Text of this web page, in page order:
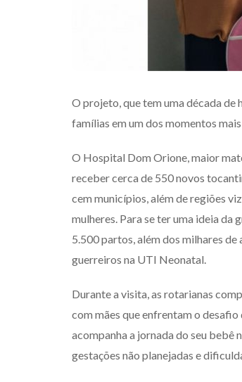
O projeto, que tem uma década de
famílias em um dos momentos
O Hospital Dom Orione, maior
receber cerca de 550 novos
cem municípios, além de regiões
mulheres. Para se ter uma ideia da
5.500 partos, além dos milhares
guerreiros na UTI Neonatal.
Durante a visita, as rotarianas
com mães que enfrentam o
acompanha a jornada do seu bebê
gestações não planejadas e